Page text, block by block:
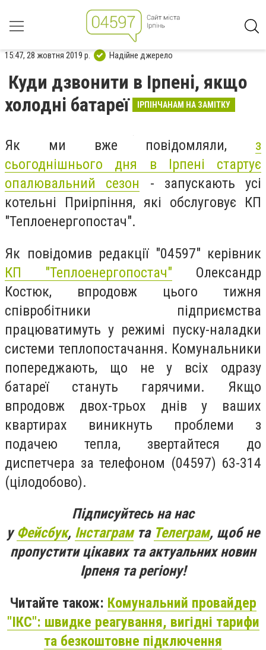
15:47, 28 жовтня 2019 р. Надійне джерело
Куди дзвонити в Ірпені, якщо
холодні батареї
ІРПІНЧАНАМ НА ЗАМІТКУ
Як ми вже повідомляли, з
сьогоднішнього дня в Ірпені стартує
опалювальний сезон - запускають усі
котельні Приірпіння, які обслуговує КП
"Теплоенергопостач".
Як повідомив редакції "04597" керівник
КП "Теплоенергопостач" Олександр
Костюк, впродовж цього тижня
співробітники підприємства
працюватимуть у режимі пуску-наладки
системи теплопостачання. Комунальники
попереджають, що не у всіх одразу
батареї стануть гарячими. Якщо
впродовж двох-трьох днів у ваших
квартирах виникнуть проблеми з
подачею тепла, звертайтеся до
диспетчера за телефоном (04597) 63-314
(цілодобово).
Підписуйтесь на нас
уФейсбук, Інстаграмта Телеграм, щоб не
пропустити цікавих та актуальних новин
Ірпеня та регіону!
Читайте також: Комунальний провайдер
"ІКС": швидке реагування, вигідні тарифи
та безкоштовне підключення